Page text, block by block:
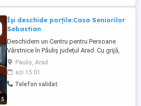
permanentă.Mese zilnice.Asistență în
activitățile ...
5
Își deschide porțile:Casa Seniorilor
Sebastian
Deschidem un Centru pentru Persoane
Vârstnice în Păuliș județul Arad. Cu grijă,
respect și profesionalism, oferim un loc
sigur și primitor pentru persoanele
vârstnice care au nevoie de îngrijire și
sprijin.Vă așteptăm cu drag să ne
Paulis, Arad
azi 15:01
Telefon validat